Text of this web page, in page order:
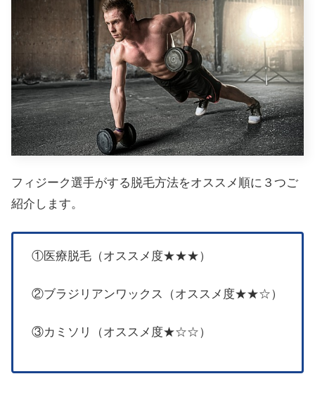
フィジーク選手がする脱毛方法をオススメ順に３つご
紹介します。
①医療脱毛（オススメ度★★★）
②ブラジリアンワックス（オススメ度★★☆）
③カミソリ（オススメ度★☆☆）